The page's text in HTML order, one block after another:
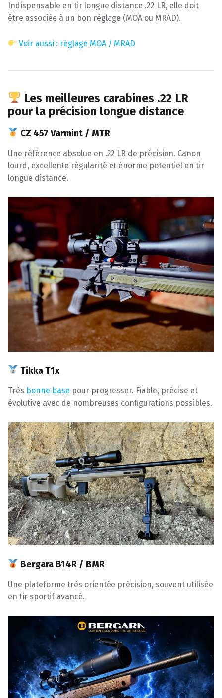
Indispensable en tir longue distance .22 LR, elle doit
être associée à un bon réglage (MOA ou MRAD).
Voir aussi : réglage MOA / MRAD
Les meilleures carabines .22 LR
pour la précision longue distance
CZ 457 Varmint / MTR
Une référence absolue en .22 LR de précision. Canon
lourd, excellente régularité et énorme potentiel en tir
longue distance.
Tikka T1x
Très bonne base pour progresser. Fiable, précise et
évolutive avec de nombreuses configurations possibles.
Bergara B14R / BMR
Une plateforme très orientée précision, souvent utilisée
en tir sportif avancé.